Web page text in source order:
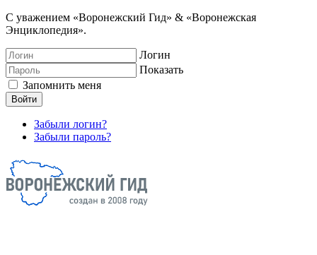
С уважением «Воронежский Гид» & «Воронежская
Энциклопедия».
Логин
Показать
Запомнить меня
Войти
Забыли логин?
Забыли пароль?